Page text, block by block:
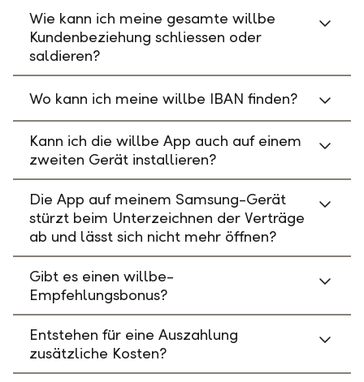
Wie kann ich meine gesamte willbe
Kundenbeziehung schliessen oder
saldieren?
Wo kann ich meine willbe IBAN finden?
Kann ich die willbe App auch auf einem
zweiten Gerät installieren?
Die App auf meinem Samsung-Gerät
stürzt beim Unterzeichnen der Verträge
ab und lässt sich nicht mehr öffnen?
Gibt es einen willbe-
Empfehlungsbonus?
Entstehen für eine Auszahlung
zusätzliche Kosten?